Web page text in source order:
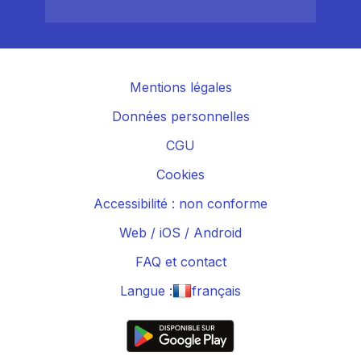
Mentions légales
Données personnelles
CGU
Cookies
Accessibilité : non conforme
Web / iOS / Android
FAQ et contact
Langue :
français